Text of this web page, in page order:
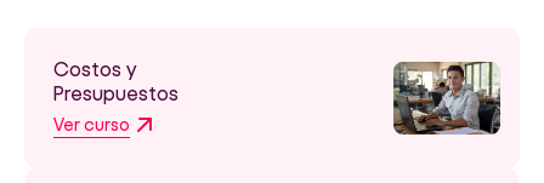
Costos y
Presupuestos
Ver curso